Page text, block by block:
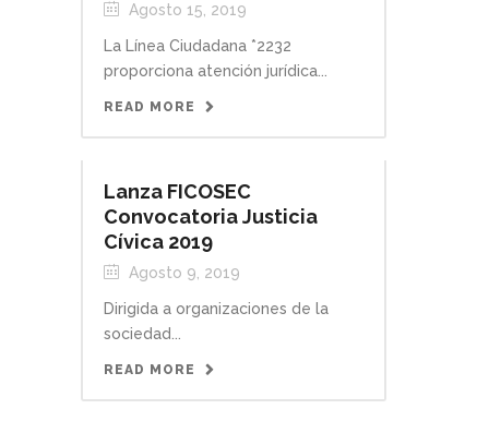
Agosto 15, 2019
La Línea Ciudadana *2232
proporciona atención jurídica...
READ MORE
Lanza FICOSEC
Convocatoria Justicia
Cívica 2019
Agosto 9, 2019
Dirigida a organizaciones de la
sociedad...
READ MORE